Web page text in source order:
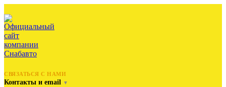
СВЯЗАТЬСЯ С НАМИ
Контакты и email ▼